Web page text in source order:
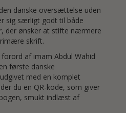
danske oversættelse uden
sig særligt godt til både
der ønsker at stifte nærmere
skrift.
af imam Abdul Wahid
første danske
med en komplet
du en QR-kode, som giver
smukt indlæst af